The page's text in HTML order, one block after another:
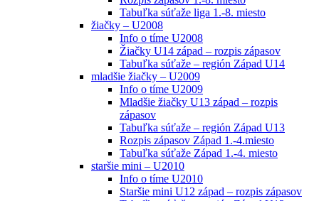
Tabuľka súťaže liga 1.-8. miesto
žiačky – U2008
Info o tíme U2008
Žiačky U14 západ – rozpis zápasov
Tabuľka súťaže – región Západ U14
mladšie žiačky – U2009
Info o tíme U2009
Mladšie žiačky U13 západ – rozpis
zápasov
Tabuľka súťaže – región Západ U13
Rozpis zápasov Západ 1.-4.miesto
Tabuľka súťaže Západ 1.-4. miesto
staršie mini – U2010
Info o tíme U2010
Staršie mini U12 západ – rozpis zápasov